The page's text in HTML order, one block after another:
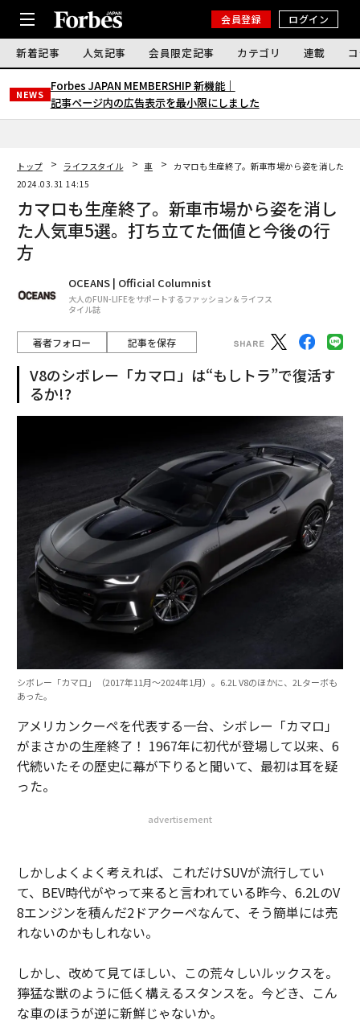
会員登録 ログイン
新着記事 人気記事 会員限定記事 カテゴリ 連載
NEWS
Forbes JAPAN MEMBERSHIP 新機能｜
記事ページ内の広告表示を最小限にしました
トップ ライフスタイル 車
カマロも生産終了。新車市場から姿を消した人
2024.03.31 14:15
カマロも生産終了。新車市場から姿を消し
た人気車5選。打ち立てた価値と今後の行
方
OCEANS | Official Columnist
大人のFUN-LIFEをサポートするファッション＆ライフス
タイル誌
著者フォロー 記事を保存
V8のシボレー「カマロ」は“もしトラ”で復活す
るか!?
シボレー「カマロ」（2017年11月〜2024年1月）。6.2L V8のほかに、2Lターボも
あった。
アメリカンクーペを代表する一台、シボレー「カマロ」
がまさかの生産終了！ 1967年に初代が登場して以来、6
代続いたその歴史に幕が下りると聞いて、最初は耳を疑
った。
advertisement
しかしよくよく考えれば、これだけSUVが流行してい
て、BEV時代がやって来ると言われている昨今、6.2LのV
8エンジンを積んだ2ドアクーペなんて、そう簡単には売
れないのかもしれない。
しかし、改めて見てほしい、この荒々しいルックスを。
獰猛な獣のように低く構えるスタンスを。今どき、こん
な車のほうが逆に新鮮じゃないか。